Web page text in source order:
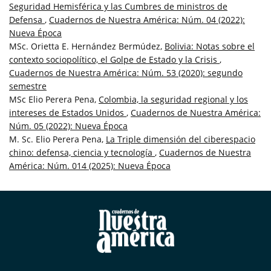
Seguridad Hemisférica y las Cumbres de ministros de
Defensa , Cuadernos de Nuestra América: Núm. 04 (2022):
Nueva Época
MSc. Orietta E. Hernández Bermúdez, Bolivia: Notas sobre el
contexto sociopolítico, el Golpe de Estado y la Crisis ,
Cuadernos de Nuestra América: Núm. 53 (2020): segundo
semestre
MSc Elio Perera Pena, Colombia, la seguridad regional y los
intereses de Estados Unidos , Cuadernos de Nuestra América:
Núm. 05 (2022): Nueva Época
M. Sc. Elio Perera Pena, La Triple dimensión del ciberespacio
chino: defensa, ciencia y tecnología , Cuadernos de Nuestra
América: Núm. 014 (2025): Nueva Época